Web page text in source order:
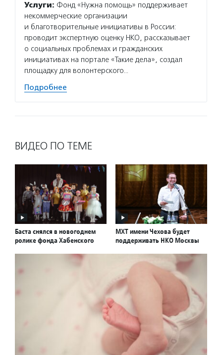
Услуги: Фонд «Нужна помощь» поддерживает
некоммерческие организации
и благотворительные инициативы в России:
проводит экспертную оценку НКО, рассказывает
о социальных проблемах и гражданских
инициативах на портале «Такие дела», создал
площадку для волонтерского…
Подробнее
ВИДЕО ПО ТЕМЕ
Баста снялся в новогоднем
ролике фонда Хабенского
МХТ имени Чехова будет
поддерживать НКО Москвы